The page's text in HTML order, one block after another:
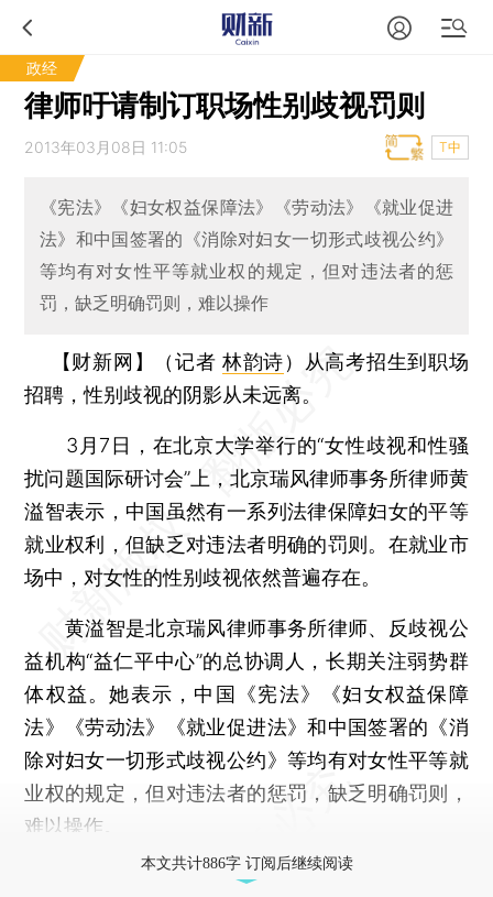
政经
律师吁请制订职场性别歧视罚则
2013年03月08日 11:05 T中
《宪法》《妇女权益保障法》《劳动法》《就业促进
法》和中国签署的《消除对妇女一切形式歧视公约》
等均有对女性平等就业权的规定，但对违法者的惩
罚，缺乏明确罚则，难以操作
【财新网】（记者林韵诗）
从高考招生到职场
招聘，性别歧视的阴影从未远离。
3月7日，在北京大学举行的“女性歧视和性骚
扰问题国际研讨会”上，北京瑞风律师事务所律师黄
溢智表示，中国虽然有一系列法律保障妇女的平等
就业权利，但缺乏对违法者明确的罚则。在就业市
场中，对女性的性别歧视依然普遍存在。
黄溢智是北京瑞风律师事务所律师、反歧视公
益机构“益仁平中心”的总协调人，长期关注弱势群
体权益。她表示，中国《宪法》《妇女权益保障
法》《劳动法》《就业促进法》和中国签署的《消
除对妇女一切形式歧视公约》等均有对女性平等就
业权的规定，但对违法者的惩罚，缺乏明确罚则，
难以操作。
本文共计886字 订阅后继续阅读